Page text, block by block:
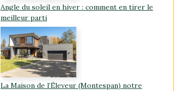
Angle du soleil en hiver : comment en tirer le
meilleur parti
La Maison de l’Éleveur (Montespan) notre